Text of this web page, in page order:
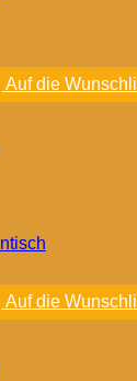
Auf die
Auf die